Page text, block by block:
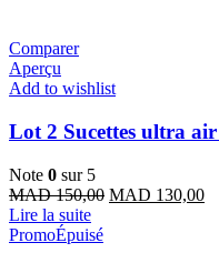
Comparer
Aperçu
Add to wishlist
Lot 2 Sucettes ultra
Note 0 sur 5
MAD150,00 Le
MAD 130,00Le
Lire la suite
PromoÉpuisé